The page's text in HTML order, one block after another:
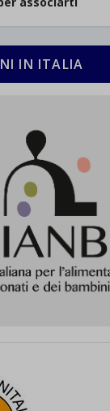
IN ITALIA